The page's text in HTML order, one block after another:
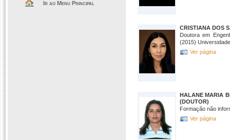
Ir ao Menu Principal
CRISTIANA DOS
Doutora em
(2015)
Ver página
HALANE MARIA
(DOUTOR)
Formação não
Ver página